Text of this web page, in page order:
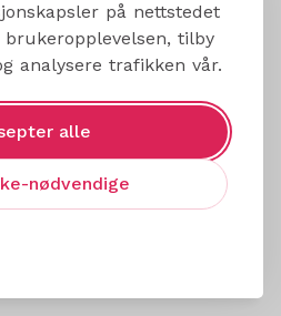
på nettstedet
tilby
analysere trafikken vår.
alle
nødvendige